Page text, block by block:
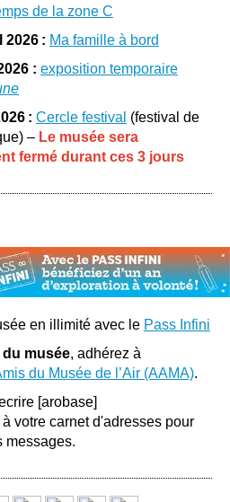
de la zone C
2026 : Ma famille à bord
: exposition temporaire
: Cercle festival (festival de
– Le musée sera
fermé durant ces 3 jours
en illimité avec le Pass Infini
du musée, adhérez à
du Musée de l’Air (AAMA).
[arobase]
votre carnet d'adresses pour
messages.